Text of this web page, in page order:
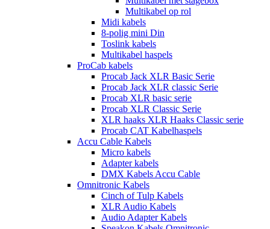
Multikabel op rol
Midi kabels
8-polig mini Din
Toslink kabels
Multikabel haspels
ProCab kabels
Procab Jack XLR Basic Serie
Procab Jack XLR classic Serie
Procab XLR basic serie
Procab XLR Classic Serie
XLR haaks XLR Haaks Classic serie
Procab CAT Kabelhaspels
Accu Cable Kabels
Micro kabels
Adapter kabels
DMX Kabels Accu Cable
Omnitronic Kabels
Cinch of Tulp Kabels
XLR Audio Kabels
Audio Adapter Kabels